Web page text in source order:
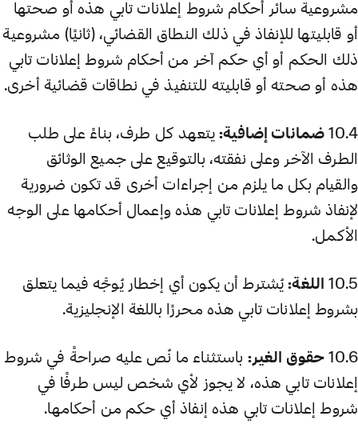
مشروعية سائر أحكام شروط إعلانات تابي هذه أو صحتها
أو قابليتها للإنفاذ في ذلك النطاق القضائي، (ثانيًا) مشروعية
ذلك الحكم أو أي حكم آخر من أحكام شروط إعلانات تابي
هذه أو صحته أو قابليته للتنفيذ في نطاقات قضائية أخرى.
10.4 ضمانات إضافية:يتعهد كل طرف، بناءً على طلب
الطرف الآخر وعلى نفقته، بالتوقيع على جميع الوثائق
والقيام بكل ما يلزم من إجراءات أخرى قد تكون ضرورية
لإنفاذ شروط إعلانات تابي هذه وإعمال أحكامها على الوجه
الأكمل.
10.5 اللغة:يُشترط أن يكون أي إخطار يُوجَّه فيما يتعلق
بشروط إعلانات تابي هذه محررًا باللغة الإنجليزية.
10.6 حقوق الغير: باستثناء ما نُص عليه صراحةً في شروط
إعلانات تابي هذه، لا يجوز لأي شخص ليس طرفًا في
شروط إعلانات تابي هذه إنفاذ أي حكم من أحكامها.